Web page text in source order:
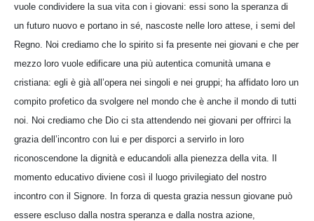
vuole condividere la sua vita con i giovani: essi sono la speranza di
un futuro nuovo e portano in sé, nascoste nelle loro attese, i semi del
Regno. Noi crediamo che lo spirito si fa presente nei giovani e che per
mezzo loro vuole edificare una più autentica comunità umana e
cristiana: egli è già all’opera nei singoli e nei gruppi; ha affidato loro un
compito profetico da svolgere nel mondo che è anche il mondo di tutti
noi. Noi crediamo che Dio ci sta attendendo nei giovani per offrirci la
grazia dell’incontro con lui e per disporci a servirlo in loro
riconoscendone la dignità e educandoli alla pienezza della vita. Il
momento educativo diviene così il luogo privilegiato del nostro
incontro con il Signore. In forza di questa grazia nessun giovane può
essere escluso dalla nostra speranza e dalla nostra azione,